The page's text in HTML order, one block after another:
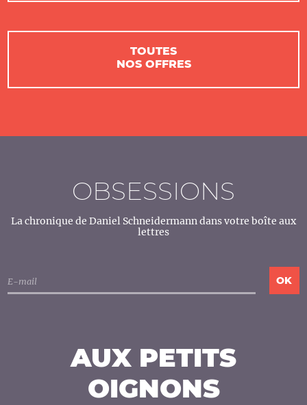
TOUTES
NOS OFFRES
OBSESSIONS
La chronique de Daniel Schneidermann dans votre boîte aux
lettres
AUX PETITS
OIGNONS